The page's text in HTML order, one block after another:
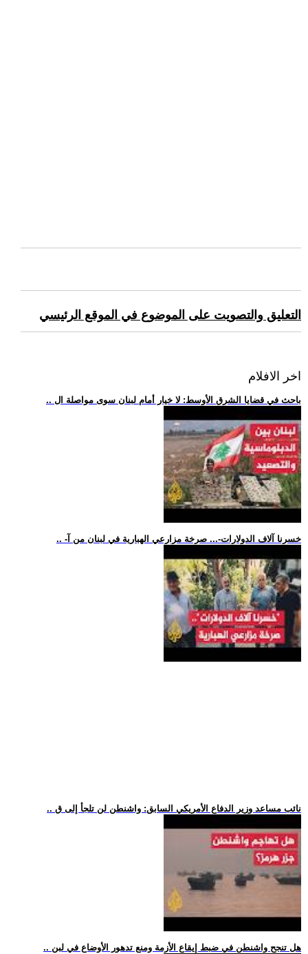
التعليق والتصويت على الموضوع في الموقع الرئيسي
اخر الافلام
.. باحث في قضايا الشرق الأوسط: لا خيار أمام لبنان سوى مواصلة ال
.. -خسرنا آلاف الدولارات-... صرخة مزارعي الهبارية في لبنان من آ
.. نائب مساعد وزير الدفاع الأمريكي السابق: واشنطن لن تلجأ إلى ق
.. هل تنجح واشنطن في ضبط إيقاع الأزمة ومنع تدهور الأوضاع في لبن